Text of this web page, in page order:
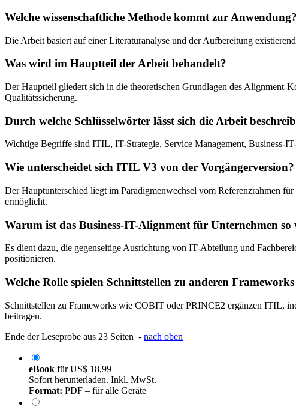
Welche wissenschaftliche Methode kommt zur Anwendung?
Die Arbeit basiert auf einer Literaturanalyse und der Aufbereitung
Was wird im Hauptteil der Arbeit behandelt?
Der Hauptteil gliedert sich in die theoretischen Grundlagen des Alignment-
Qualitätssicherung.
Durch welche Schlüsselwörter lässt sich die Arbeit
Wichtige Begriffe sind ITIL, IT-Strategie, Service Management, Business-
Wie unterscheidet sich ITIL V3 von der Vorgängerversion?
Der Hauptunterschied liegt im Paradigmenwechsel vom Referenzrahmen
ermöglicht.
Warum ist das Business-IT-Alignment für Unternehmen so
Es dient dazu, die gegenseitige Ausrichtung von IT-Abteilung und
positionieren.
Welche Rolle spielen Schnittstellen zu anderen
Schnittstellen zu Frameworks wie COBIT oder PRINCE2 ergänzen ITIL,
beitragen.
Ende der Leseprobe aus 23 Seiten - nach oben
eBook fürUS$ 18,99
Sofort herunterladen. Inkl. MwSt.
Format: PDF – für alle Geräte